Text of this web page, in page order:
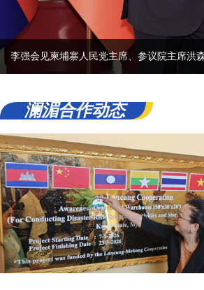
、参议院主席洪森
澜湄合作动态